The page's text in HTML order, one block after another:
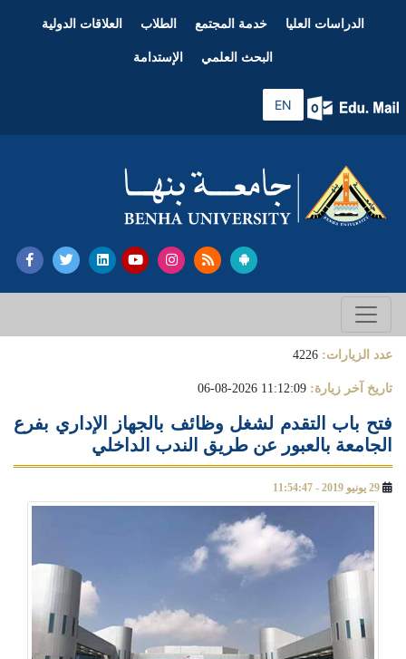
الدراسات العليا خدمة المجتمع الطلاب العلاقات الدولية
البحث العلمي الإستدامة
EN
عدد الزيارات: 4226
تاريخ آخر زيارة: 11:12:09 2026-08-06
فتح باب التقدم لشغل وظائف بالجهاز الإداري بفرع
الجامعة بالعبور عن طريق الندب الداخلي